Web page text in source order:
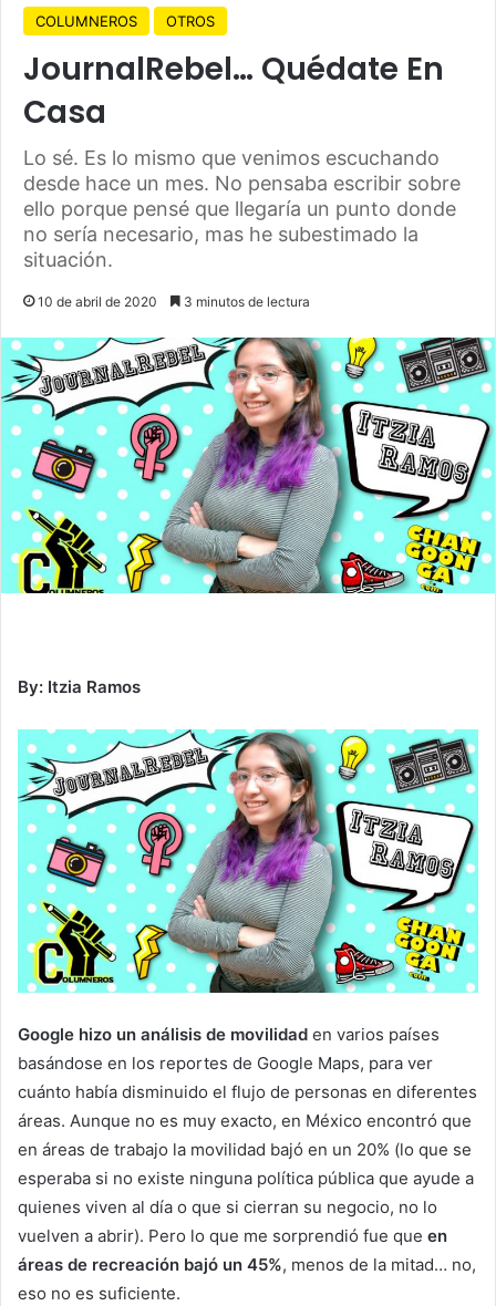
COLUMNEROS OTROS
JournalRebel… Quédate En
Casa
Lo sé. Es lo mismo que venimos escuchando
desde hace un mes. No pensaba escribir sobre
ello porque pensé que llegaría un punto donde
no sería necesario, mas he subestimado la
situación.
10 de abril de 2020 3 minutos de lectura
By: Itzia Ramos
Google hizo un análisis de movilidad en varios países
basándose en los reportes de Google Maps, para ver
cuánto había disminuido el flujo de personas en diferentes
áreas. Aunque no es muy exacto, en México encontró que
en áreas de trabajo la movilidad bajó en un 20% (lo que se
esperaba si no existe ninguna política pública que ayude a
quienes viven al día o que si cierran su negocio, no lo
vuelven a abrir). Pero lo que me sorprendió fue que en
áreas de recreación bajó un 45%, menos de la mitad… no,
eso no es suficiente.